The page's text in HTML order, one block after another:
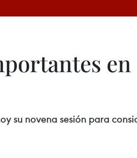
su novena sesión para